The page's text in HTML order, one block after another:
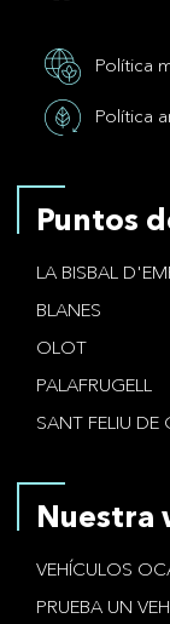
Política
Política
Puntos
LA BISBAL
BLANES
OLOT
PALAFRUGELL
SANT FELIU DE
Nuestra
VEHÍCULOS
PRUEBA UN